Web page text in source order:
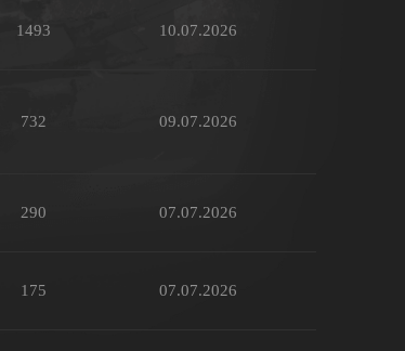
1493 10.07.2026
732 09.07.2026
290 07.07.2026
175 07.07.2026